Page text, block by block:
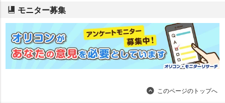
モニター募集
このページのトップへ